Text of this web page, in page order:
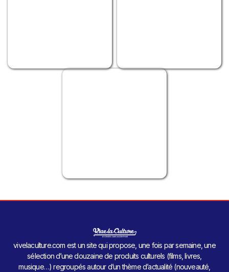
vivelaculture.com est un site qui propose, une fois par semaine, une
sélection d’une douzaine de produits culturels (films, livres,
musique…) regroupés autour d’un thème d’actualité (nouveauté,